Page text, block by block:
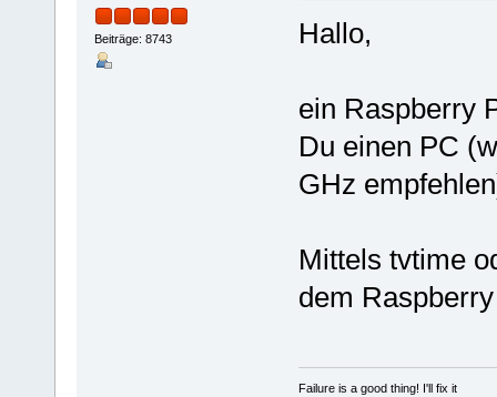
Beiträge: 8743 Hallo,
ein Raspberry
Du einen PC
GHz
Mittels tvtime
dem
Failure is a good thing! I'll fix it